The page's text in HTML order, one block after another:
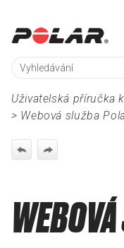
Uživatelská příručka
> Webová služba